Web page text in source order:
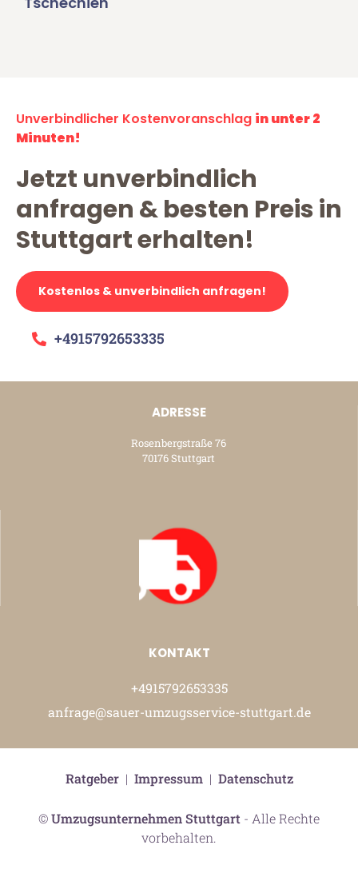
Unverbindlicher Kostenvoranschlag in unter 2
Minuten!
Jetzt unverbindlich
anfragen & besten Preis in
Stuttgart erhalten!
Kostenlos & unverbindlich anfragen!
+4915792653335
ADRESSE
Rosenbergstraße 76
70176 Stuttgart
KONTAKT
+4915792653335
anfrage@sauer-umzugsservice-stuttgart.de
©Umzugsunternehmen Stuttgart - Alle Rechte
vorbehalten.
Ratgeber| Impressum| Datenschutz